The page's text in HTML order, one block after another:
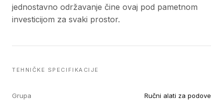
jednostavno održavanje čine ovaj pod pametnom
investicijom za svaki prostor.
TEHNIČKE SPECIFIKACIJE
Grupa Ručni alati za podove